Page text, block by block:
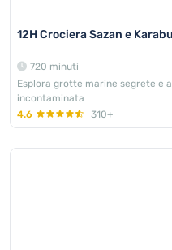
12H Crociera Sazan e
720 minuti
Esplora grotte marine segrete e
incontaminata
4.6
310+